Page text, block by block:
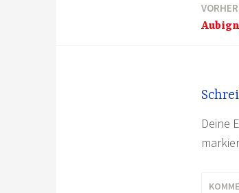
Beitragsnavigation
Deine